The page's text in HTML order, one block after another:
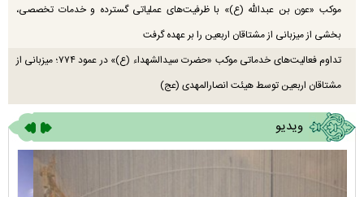
موکب «عون بن عبدالله (ع)» با ظرفیت‌های عملیاتی گسترده و خدمات تخصصی،
بخشی از میزبانی از مشتاقان اربعین را بر عهده گرفت
تداوم فعالیت‌های خدماتی موکب «حضرت سیدالشهداء (ع)» در عمود ۷۷۴؛ میزبانی از
مشتاقان اربعین توسط هیئت انصارالمهدی (عج)
ویدیو